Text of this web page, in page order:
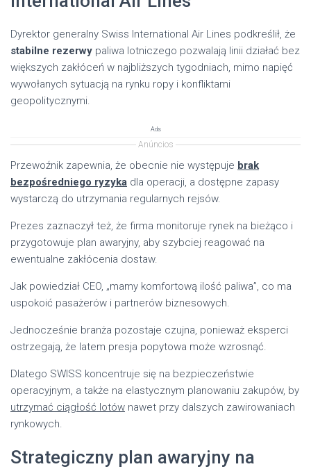
Dyrektor generalny Swiss International Air Lines podkreślił, że
stabilne rezerwy paliwa lotniczego pozwalają linii działać bez
większych zakłóceń w najbliższych tygodniach, mimo napięć
wywołanych sytuacją na rynku ropy i konfliktami
geopolitycznymi.
Ads
Anúncios
Przewoźnik zapewnia, że obecnie nie występuje brak
bezpośredniego ryzyka dla operacji, a dostępne zapasy
wystarczą do utrzymania regularnych rejsów.
Prezes zaznaczył też, że firma monitoruje rynek na bieżąco i
przygotowuje plan awaryjny, aby szybciej reagować na
ewentualne zakłócenia dostaw.
Jak powiedział CEO, „mamy komfortową ilość paliwa”, co ma
uspokoić pasażerów i partnerów biznesowych.
Jednocześnie branża pozostaje czujna, ponieważ eksperci
ostrzegają, że latem presja popytowa może wzrosnąć.
Dlatego SWISS koncentruje się na bezpieczeństwie
operacyjnym, a także na elastycznym planowaniu zakupów, by
utrzymać ciągłość lotów nawet przy dalszych zawirowaniach
rynkowych.
Strategiczny plan awaryjny na